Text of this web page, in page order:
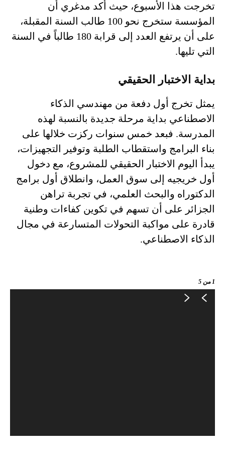
تخرجت هذا الأسبوع، حيث أكد مدغري أن
المؤسسة ستخرج نحو 100 طالب السنة المقبلة،
على أن يرتفع العدد إلى قرابة 180 طالباً في السنة
التي تليها.
بداية الاختبار الحقيقي
يمثل تخرج أول دفعة من مهندسي الذكاء
الاصطناعي بداية مرحلة جديدة بالنسبة لهذه
المدرسة. فبعد خمس سنوات ركزت خلالها على
بناء البرامج واستقطاب الطلبة وتوفير التجهيزات،
يبدأ اليوم الاختبار الحقيقي للمشروع، مع دخول
أول خريجيه إلى سوق العمل، وانطلاق أول برامج
الدكتوراه والبحث العلمي، في تجربة تراهن
الجزائر على أن تسهم في تكوين كفاءات وطنية
قادرة على مواكبة التحولات المتسارعة في مجال
الذكاء الاصطناعي.
1من 5